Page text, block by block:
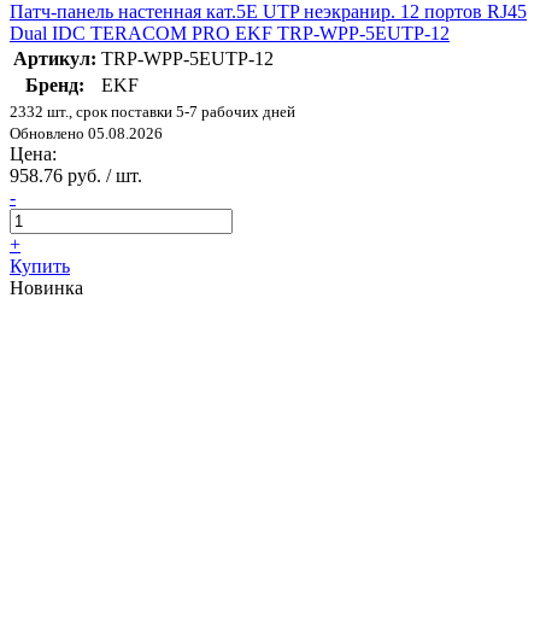
Патч-панель настенная кат.5E UTP неэкранир. 12 портов RJ45
Dual IDC TERACOM PRO EKF TRP-WPP-5EUTP-12
Артикул: TRP-WPP-5EUTP-12
Бренд:
EKF
2332 шт., срок поставки 5-7 рабочих дней
Обновлено 05.08.2026
Цена:
958.76 руб. / шт.
-
+
Купить
Новинка